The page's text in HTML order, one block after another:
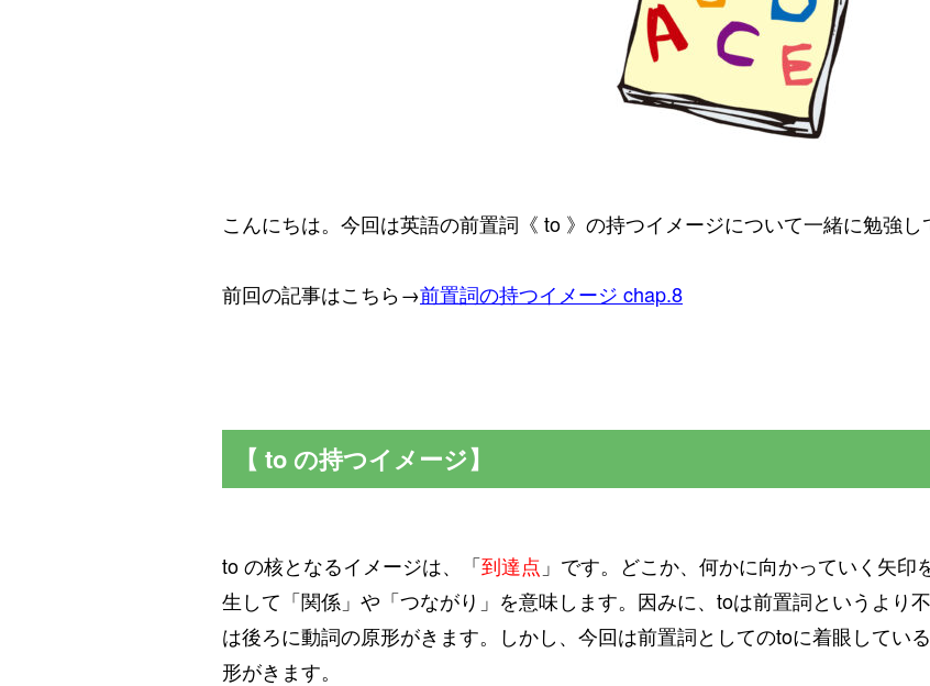
こんにちは。 今回は英語の前置詞《 to 》の持つイメージについて一緒に勉強し
前回の記事はこちら→前置詞の持つイメージ chap.8
【 to の持つイメージ】
to の核となるイメージは、「到達点 」です。どこか、何かに向かっていく矢
生して「関係」や「つながり」を意味します。 因みに、toは前置詞というより
は後ろに動詞の原形がきます。
しかし、今回は前置詞としてのtoに着眼してい
形がきます。